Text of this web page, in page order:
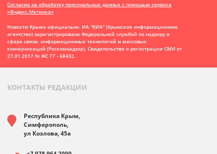
Согласие на обработку персональных данных с помощью сервиса
«Яндекс.Метрика»
Новости Крыма официально. ИА "КИА" (Крымское информационное
агентство) зарегистрировано Федеральной службой по надзору в
сфере связи, информационных технологий и массовых
коммуникаций (Роскомнадзор). Свидетельство о регистрации СМИ от
27.01.2017 № ФС 77 - 68432.
КОНТАКТЫ РЕДАКЦИИ
Республика Крым,
Симферополь,
ул Козлова, 45а